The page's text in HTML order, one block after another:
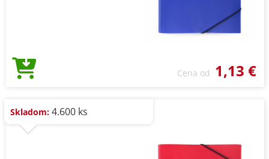
Cena od 1,13 €
Skladom: 4.600 ks